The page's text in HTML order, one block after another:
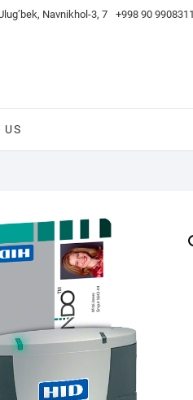
Navnikhol-3, 7 +998 90 9908311
US